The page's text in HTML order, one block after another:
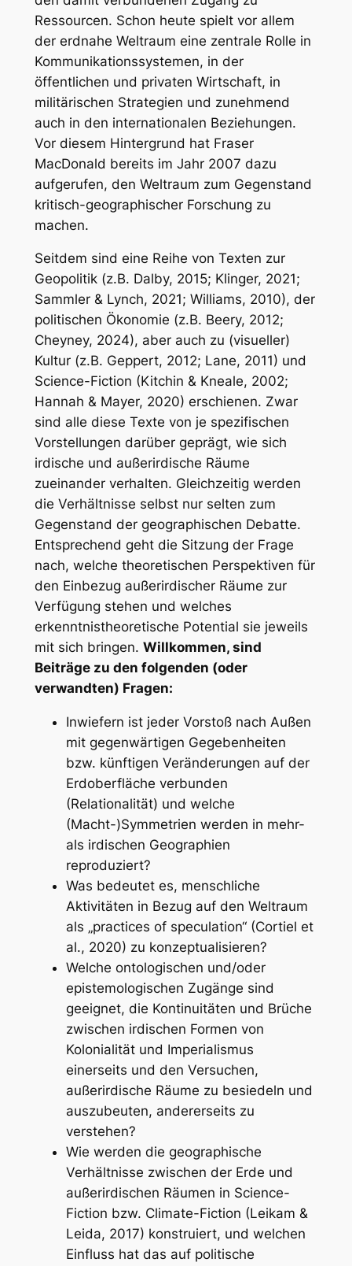
Ressourcen. Schon heute spielt vor allem
der erdnahe Weltraum eine zentrale Rolle in
Kommunikationssystemen, in der
öffentlichen und privaten Wirtschaft, in
militärischen Strategien und zunehmend
auch in den internationalen Beziehungen.
Vor diesem Hintergrund hat Fraser
MacDonald bereits im Jahr 2007 dazu
aufgerufen, den Weltraum zum Gegenstand
kritisch-geographischer Forschung zu
machen.
Seitdem sind eine Reihe von Texten zur
Geopolitik (z.B. Dalby, 2015; Klinger, 2021;
Sammler & Lynch, 2021; Williams, 2010), der
politischen Ökonomie (z.B. Beery, 2012;
Cheyney, 2024), aber auch zu (visueller)
Kultur (z.B. Geppert, 2012; Lane, 2011) und
Science-Fiction (Kitchin & Kneale, 2002;
Hannah & Mayer, 2020) erschienen. Zwar
sind alle diese Texte von je spezifischen
Vorstellungen darüber geprägt, wie sich
irdische und außerirdische Räume
zueinander verhalten. Gleichzeitig werden
die Verhältnisse selbst nur selten zum
Gegenstand der geographischen Debatte.
Entsprechend geht die Sitzung der Frage
nach, welche theoretischen Perspektiven für
den Einbezug außerirdischer Räume zur
Verfügung stehen und welches
erkenntnistheoretische Potential sie jeweils
mit sich bringen. Willkommen, sind
Beiträge zu den folgenden (oder
verwandten) Fragen:
Inwiefern ist jeder Vorstoß nach Außen
mit gegenwärtigen Gegebenheiten
bzw. künftigen Veränderungen auf der
Erdoberfläche verbunden
(Relationalität) und welche
(Macht-)Symmetrien werden in mehr-
als irdischen Geographien
reproduziert?
Was bedeutet es, menschliche
Aktivitäten in Bezug auf den Weltraum
als „practices of speculation“ (Cortiel et
al., 2020) zu konzeptualisieren?
Welche ontologischen und/oder
epistemologischen Zugänge sind
geeignet, die Kontinuitäten und Brüche
zwischen irdischen Formen von
Kolonialität und Imperialismus
einerseits und den Versuchen,
außerirdische Räume zu besiedeln und
auszubeuten, andererseits zu
verstehen?
Wie werden die geographische
Verhältnisse zwischen der Erde und
außerirdischen Räumen in Science-
Fiction bzw. Climate-Fiction (Leikam &
Leida, 2017) konstruiert, und welchen
Einfluss hat das auf politische